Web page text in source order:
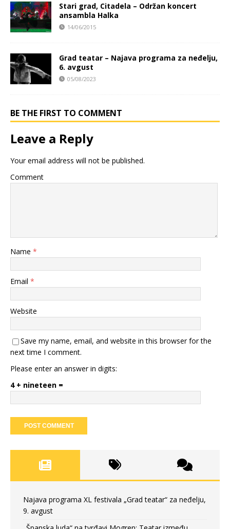
Stari grad, Citadela – Održan koncert
ansambla Halka
14/06/2015
Grad teatar – Najava programa za neđelju,
6. avgust
05/08/2023
BE THE FIRST TO COMMENT
Leave a Reply
Your email address will not be published.
Comment
Name *
Email *
Website
Save my name, email, and website in this browser for the
next time I comment.
Please enter an answer in digits:
4 + nineteen =
Najava programa XL festivala „Grad teatar“ za neđelju,
9. avgust